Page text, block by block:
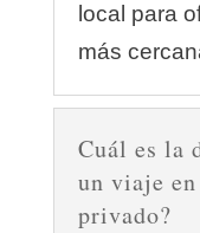
local para
más
Cuál es la
un viaje
privado?